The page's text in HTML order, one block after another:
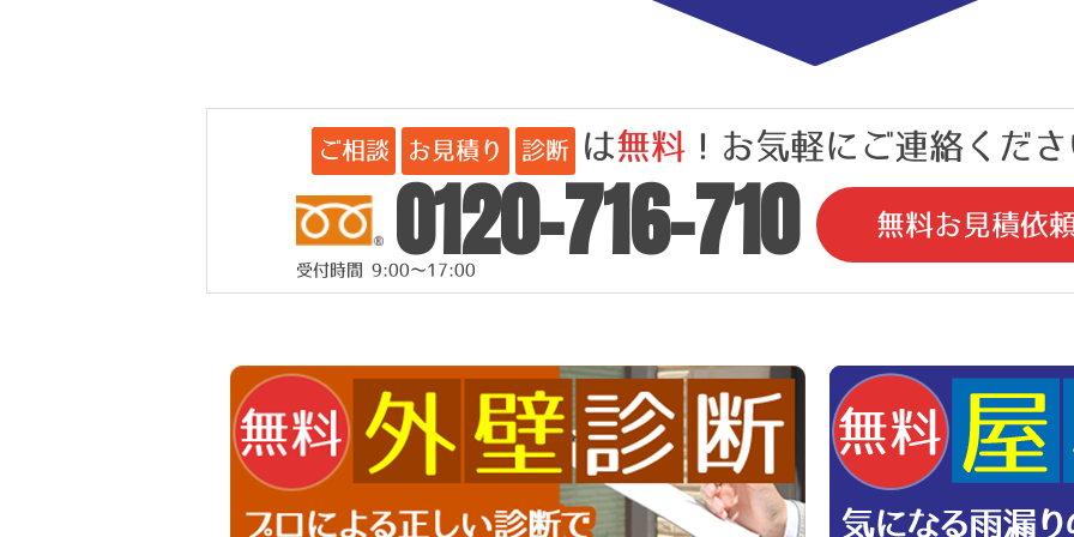
ご相談 お見積り 診断 は無料 ！お気軽にご連絡くだ
0120-716-710
受付時間 9:00～17:00
無料お見積依